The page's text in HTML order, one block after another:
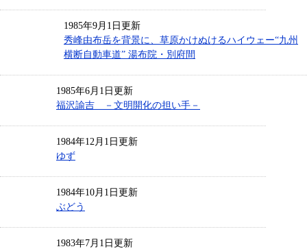
1985年9月1日更新
秀峰由布岳を背景に、草原かけぬけるハイウェー“九州
横断自動車道” 湯布院・別府間
1985年6月1日更新
福沢諭吉 －文明開化の担い手－
1984年12月1日更新
ゆず
1984年10月1日更新
ぶどう
1983年7月1日更新